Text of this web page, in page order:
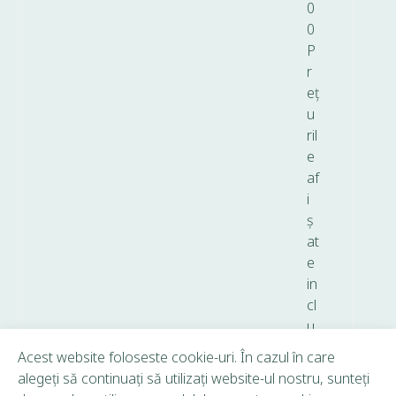
0
0
P
r
eț
u
ril
e
af
i
ș
at
e
in
cl
u
T
V
Acest website foloseste cookie-uri. În cazul în care
alegeți să continuați să utilizați website-ul nostru, sunteți